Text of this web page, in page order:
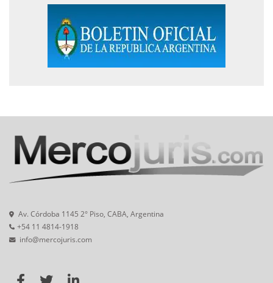
Av. Córdoba 1145 2° Piso, CABA, Argentina
+54 11 4814-1918
info@mercojuris.com